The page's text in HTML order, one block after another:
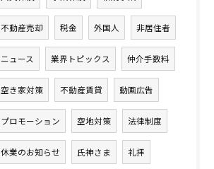
不動産売却 税金 外国人 非居住者
ニュース 業界トピックス 仲介手数料
空き家対策 不動産賃貸 動画広告
プロモーション 空地対策 法律制度
休業のお知らせ 氏神さま 礼拝